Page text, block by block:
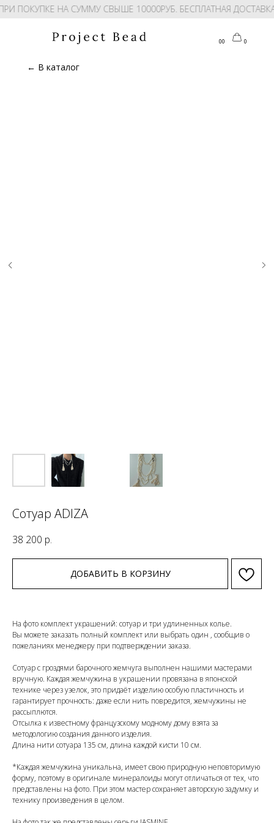
ПОКУПКЕ НА СУММУ СВЫШЕ 10000РУБ. БЕСПЛАТНАЯ
0
00
← В каталог
Сотуар ADIZA
38 200 р.
ДОБАВИТЬ В КОРЗИНУ
На фото комплект украшений: сотуар и три удлиненных колье.
Вы можете заказать полный комплект или выбрать один , сообщив о
пожеланиях менеджеру при подтверждении заказа.
Сотуар с гроздями барочного жемчуга выполнен нашими мастерами
вручную. Каждая жемчужина в украшении провязана в японской
технике через узелок, это придаёт изделию особую пластичность и
гарантирует прочность: даже если нить повредится, жемчужины не
рассыплются.
Отсылка к известному французскому модному дому взята за
методологию создания данного изделия.
Длина нити сотуара 135 см, длина каждой кисти 10 см.
*Каждая жемчужина уникальна, имеет свою природную неповторимую
форму, поэтому в оригинале минералоиды могут отличаться от тех, что
представлены на фото. При этом мастер сохраняет авторскую задумку и
технику произведения в целом.